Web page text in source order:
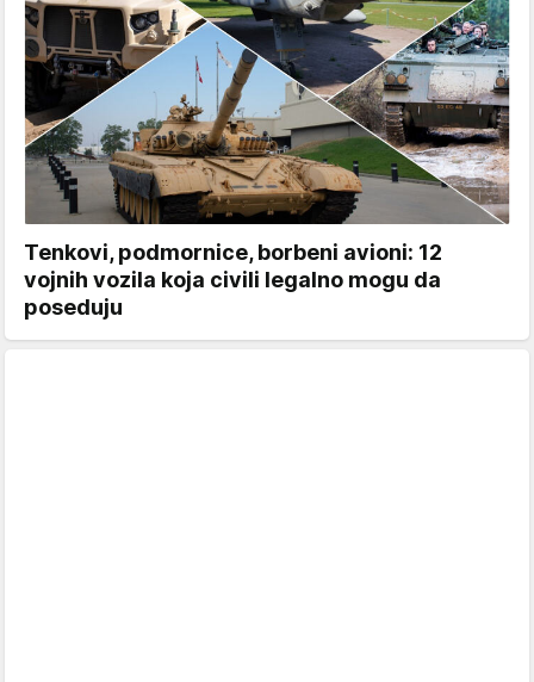
Tenkovi, podmornice, borbeni avioni: 12
vojnih vozila koja civili legalno mogu da
poseduju